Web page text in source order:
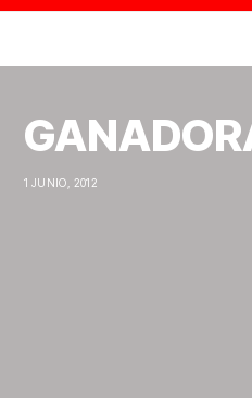
1 JUNIO, 2012